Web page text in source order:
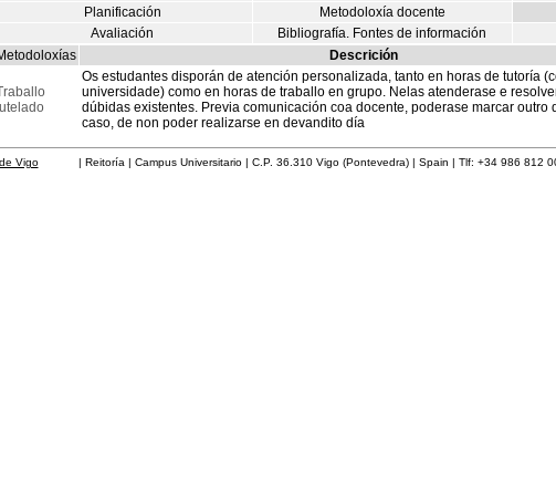
Planificación
Metodoloxía docente
Avaliación
Bibliografía. Fontes de información
Descrición
Os estudantes disporán de atención personalizada, tanto en horas de tutoría
universidade) como en horas de traballo en grupo. Nelas atenderase e
dúbidas existentes. Previa comunicación coa docente, poderase marcar outro
caso, de non poder realizarse en devandito día
Vigo| Reitoría | Campus Universitario | C.P. 36.310 Vigo (Pontevedra) | Spain | Tlf: +34 986 812